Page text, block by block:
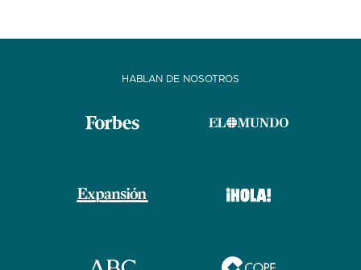
HABLAN DE NOSOTROS